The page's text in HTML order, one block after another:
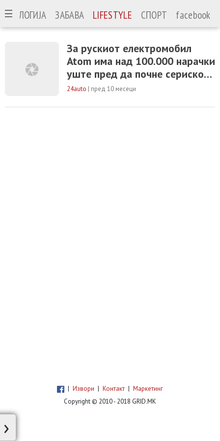
ЗАБАВА LIFESTYLE СПОРТ facebook
За рускиот електромобил
Atom има над 100.000 нарачки
уште пред да почне сериското
производство
24auto | пред 10 месеци
| Извори | Контакт | Маркетинг
Copyright © 2010 - 2018 GRID.MK
›